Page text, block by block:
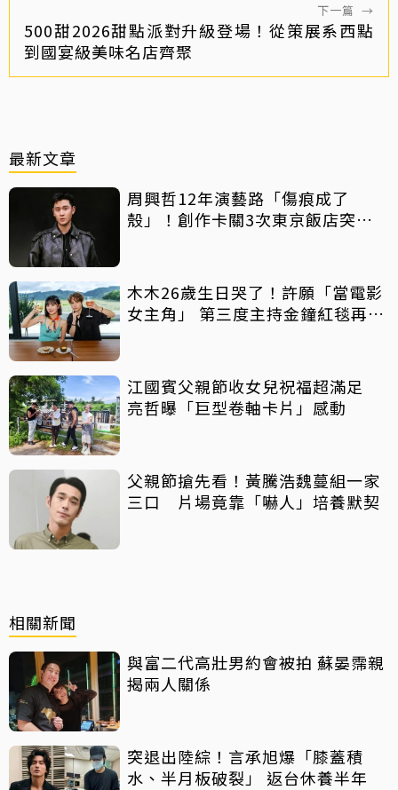
下一篇 →
500甜2026甜點派對升級登場！從策展系西點
到國宴級美味名店齊聚
最新文章
周興哲12年演藝路「傷痕成了
殼」！創作卡關3次東京飯店突找
木木26歲生日哭了！許願「當電影
女主角」 第三度主持金鐘紅毯再喊
江國賓父親節收女兒祝福超滿足
亮哲曝「巨型卷軸卡片」感動
父親節搶先看！黃騰浩魏蔓組一家
三口 片場竟靠「嚇人」培養默契
相關新聞
與富二代高壯男約會被拍 蘇晏霈親
揭兩人關係
突退出陸綜！言承旭爆「膝蓋積
水、半月板破裂」 返台休養半年